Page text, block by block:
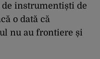
instrumentiști de
o dată că
nu au frontiere și